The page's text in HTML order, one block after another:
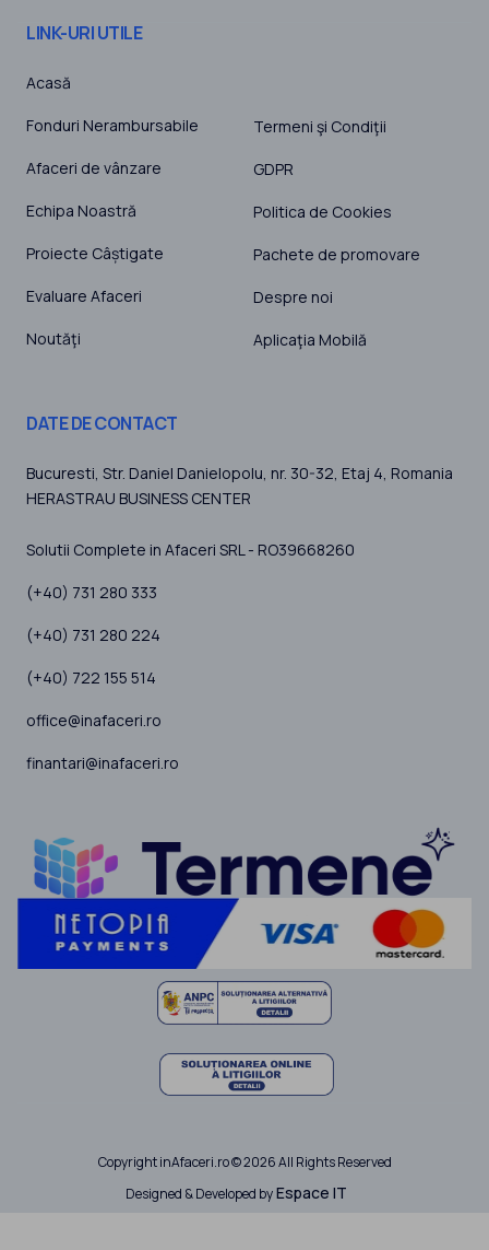
LINK-URI UTILE
Acasă
Fonduri Nerambursabile
Afaceri de vânzare
Echipa Noastră
Proiecte Câștigate
Evaluare Afaceri
Noutăţi
Termeni şi Condiţii
GDPR
Politica de Cookies
Pachete de promovare
Despre noi
Aplicaţia Mobilă
DATE DE CONTACT
Bucuresti, Str. Daniel Danielopolu, nr. 30-32, Etaj 4, Romania
HERASTRAU BUSINESS CENTER
Solutii Complete in Afaceri SRL - RO39668260
(+40) 731 280 333
(+40) 731 280 224
(+40) 722 155 514
office@inafaceri.ro
finantari@inafaceri.ro
Copyright inAfaceri.ro © 2026 All Rights Reserved
Designed & Developed by Espace IT